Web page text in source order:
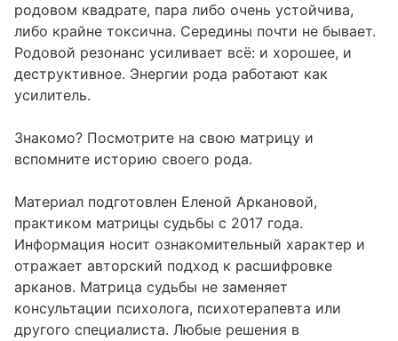
родовом квадрате, пара либо очень устойчива,
либо крайне токсична. Середины почти не бывает.
Родовой резонанс усиливает всё: и хорошее, и
деструктивное. Энергии рода работают как
усилитель.
Знакомо? Посмотрите на свою матрицу и
вспомните историю своего рода.
Материал подготовлен Еленой Аркановой,
практиком матрицы судьбы с 2017 года.
Информация носит ознакомительный характер и
отражает авторский подход к расшифровке
арканов. Матрица судьбы не заменяет
консультации психолога, психотерапевта или
другого специалиста. Любые решения в